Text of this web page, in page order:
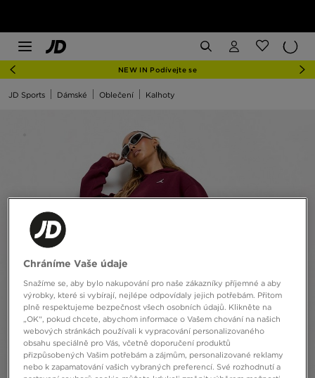
NEW IN Podívejte se
JD Sports Dámské Oblečení Kalhoty
Chráníme Vaše údaje
Snažíme se, aby bylo nakupování pro naše zákazníky příjemné a aby
výrobky, které si vybírají, nejlépe odpovídaly jejich potřebám. Přitom
plně respektujeme bezpečnost všech osobních údajů. Klikněte na
„OK“, pokud chcete, abychom informace o Vašem chování na našich
webových stránkách používali k vypracování personalizovaného
obsahu speciálně pro Vás, včetně doporučení produktů
přizpůsobených Vašim potřebám a zájmům, personalizované reklamy
nebo k zapamatování vašich vybraných preferencí. Své rozhodnutí a